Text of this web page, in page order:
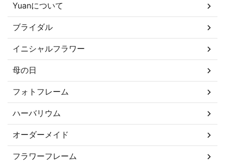
Yuanについて
ブライダル
イニシャルフラワー
母の日
フォトフレーム
ハーバリウム
オーダーメイド
フラワーフレーム